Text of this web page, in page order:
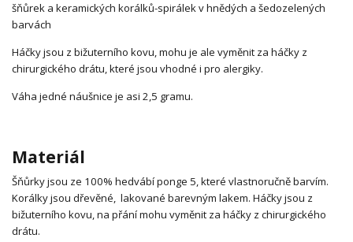
šňůrek a keramických korálků-spirálek v hnědých a šedozelených
barvách
Háčky jsou z bižuterního kovu, mohu je ale vyměnit za háčky z
chirurgického drátu, které jsou vhodné i pro alergiky.
Váha jedné náušnice je asi 2,5 gramu.
Materiál
Šňůrky jsou ze 100% hedvábí ponge 5, které vlastnoručně barvím.
Korálky jsou dřevěné, lakované barevným lakem. Háčky jsou z
bižuterního kovu, na přání mohu vyměnit za háčky z chirurgického
drátu.